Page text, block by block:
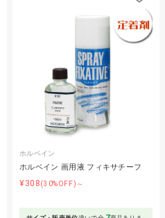
ホルベイン
ホルベイン 画用液 フィキサチーフ
¥308(30%OFF)～